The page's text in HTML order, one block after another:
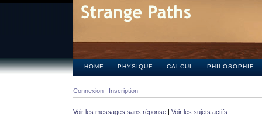
HOME PHYSIQUE CALCUL PHILOSOPHIE
Connexion Inscription
Voir les messages sans réponse | Voir les sujets actifs